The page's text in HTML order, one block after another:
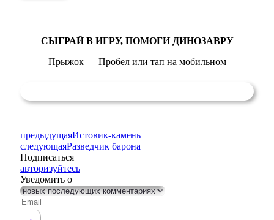
СЫГРАЙ В ИГРУ, ПОМОГИ ДИНОЗАВРУ
Прыжок — Пробел или тап на мобильном
предыдущаяИстовик-камень
следующаяРазведчик барона
Подписаться
авторизуйтесь
Уведомить о